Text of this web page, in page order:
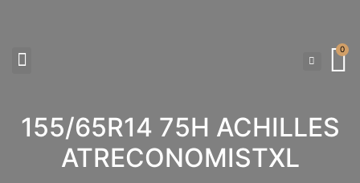
0
155/65R14 75H ACHILLES
ATRECONOMISTXL